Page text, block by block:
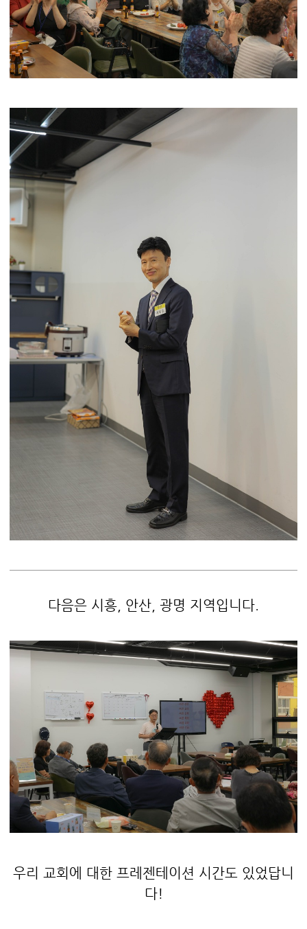
다음은 시흥, 안산, 광명 지역입니다.
우리 교회에 대한 프레젠테이션 시간도 있었답니
다!